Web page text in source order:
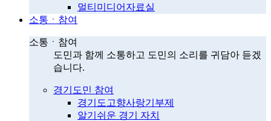
멀티미디어자료실
소통ㆍ참여
소통ㆍ참여
도민과 함께 소통하고 도민의 소리를 귀담아 듣겠
습니다.
경기도민 참여
경기도고향사랑기부제
알기쉬운 경기 자치